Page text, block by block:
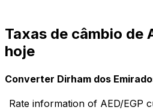
Taxas de câmbio de
hoje
Converter Dirham dos
Rate information of AED/EGP